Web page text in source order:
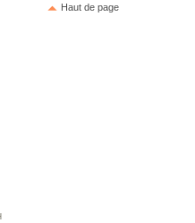
Haut de page